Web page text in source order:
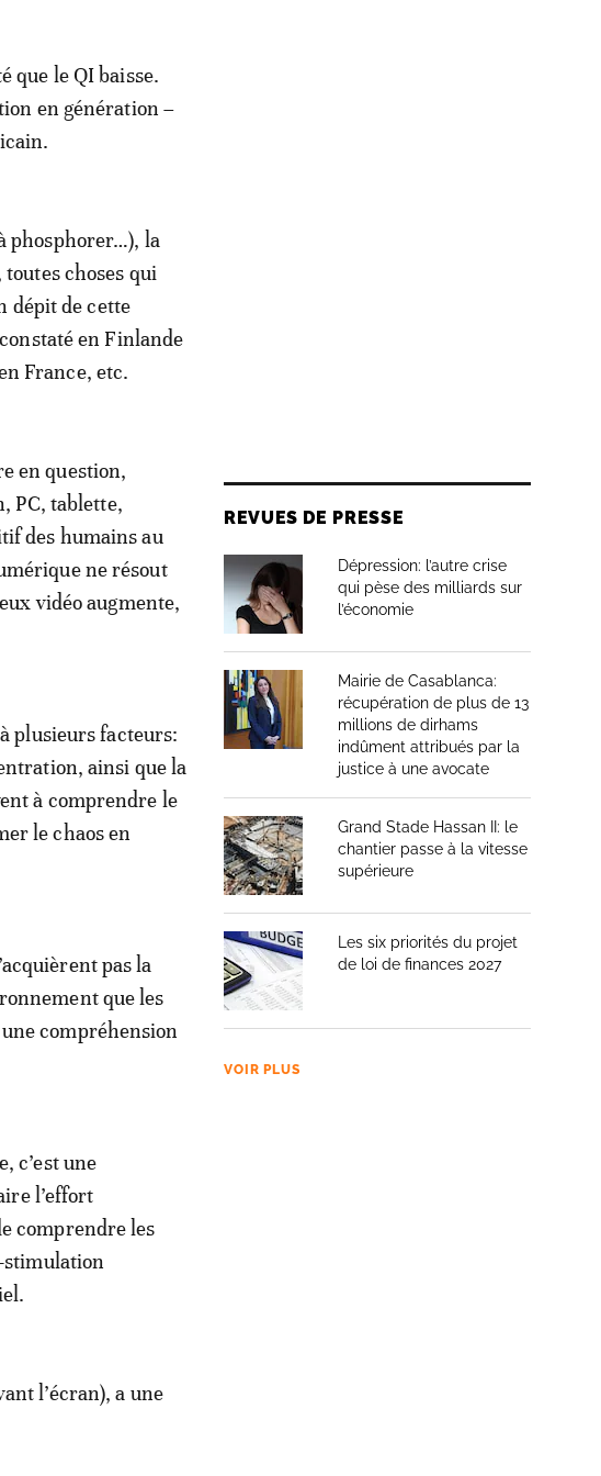
que le QI baisse.
en génération –
phosphorer…), la
choses qui
dépit de cette
en Finlande
France, etc.
en question,
PC, tablette,
des humains au
ne résout
vidéo augmente,
plusieurs facteurs:
ainsi que la
à comprendre le
le chaos en
pas la
que les
compréhension
c’est une
l’effort
comprendre les
stimulation
l’écran), a une
REVUES DE PRESSE
Dépression: l’autre crise
qui pèse des milliards sur
l’économie
Mairie de Casablanca:
récupération de plus de 13
millions de dirhams
indûment attribués par la
justice à une avocate
Grand Stade Hassan II: le
chantier passe à la vitesse
supérieure
Les six priorités du projet
de loi de finances 2027
VOIR PLUS